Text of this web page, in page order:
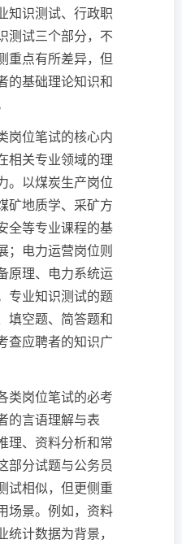
知识测试、行政职
测试三个部分，不
重点有所差异，但
的基础理论知识和
岗位笔试的核心内
相关专业领域的理
。以煤炭生产岗位
矿地质学、采矿方
全等专业课程的基
；电力运营岗位则
原理、电力系统运
专业知识测试的题
填空题、简答题和
查应聘者的知识广
类岗位笔试的必考
的言语理解与表
理、资料分析和常
部分试题与公务员
试相似，但更侧重
场景。例如，资料
计数据为背景，